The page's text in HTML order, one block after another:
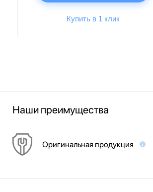
Купить в 1 клик
Наши преимущества
Оригинальная продукция